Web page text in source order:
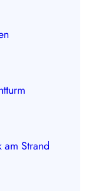
Strand